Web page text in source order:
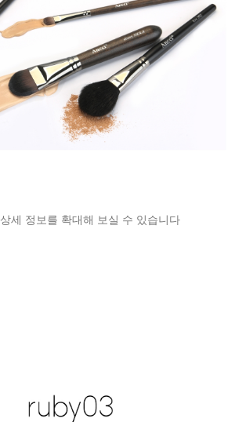
상세 정보를 확대해 보실 수 있습니다